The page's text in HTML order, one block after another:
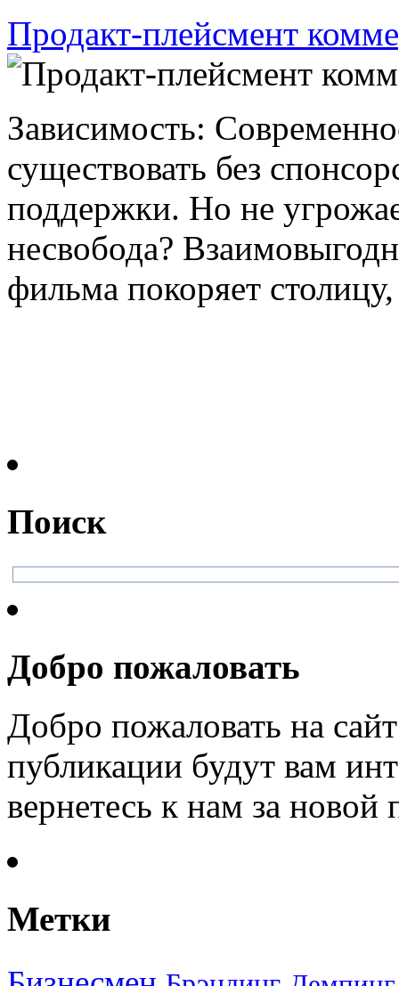
Продакт-плейсмент
Зависимость:
существовать без
поддержки. Но не
несвобода?
фильма покоряет
Поиск
Добро пожаловать
Добро пожаловать на
публикации будут вам
вернетесь к нам за
Метки